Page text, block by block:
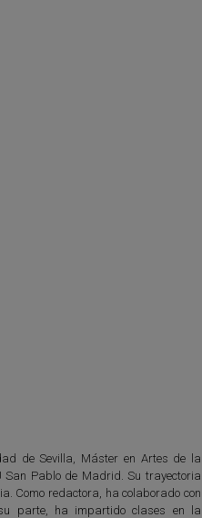
de Sevilla, Máster en Artes de la
San Pablo de Madrid. Su trayectoria
Como redactora, ha colaborado con
parte, ha impartido clases en la